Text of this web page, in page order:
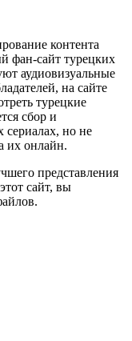
контента
фан-сайт турецких
аудиовизуальные
на сайте
турецкие
сбор и
сериалах, но не
их онлайн.
представления
сайт, вы